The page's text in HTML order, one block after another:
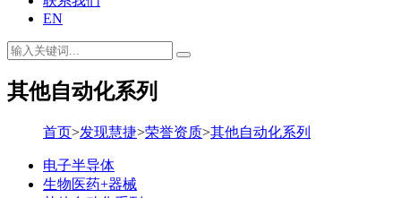
EN
其他自动化系列
首页>发现慧捷>荣誉资质>其他自动化系列
电子半导体
生物医药+器械